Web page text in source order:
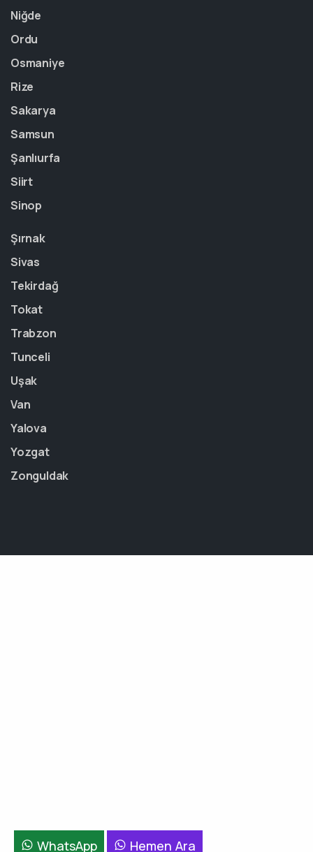
Niğde
Ordu
Osmaniye
Rize
Sakarya
Samsun
Şanlıurfa
Siirt
Sinop
Şırnak
Sivas
Tekirdağ
Tokat
Trabzon
Tunceli
Uşak
Van
Yalova
Yozgat
Zonguldak
WhatsApp Hemen Ara